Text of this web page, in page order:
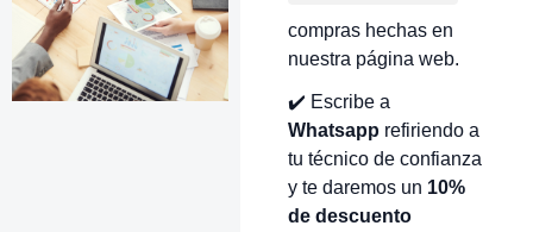
compras hechas en
nuestra página web.
✔️ Escribe a
Whatsapp refiriendo a
tu técnico de confianza
y te daremos un 10%
de descuento
VOLVER ARRIBA